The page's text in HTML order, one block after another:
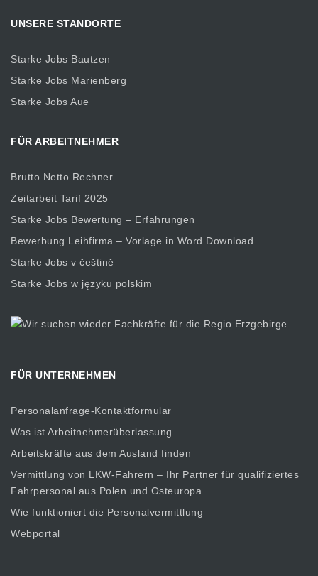
UNSERE STANDORTE
Starke Jobs Bautzen
Starke Jobs Marienberg
Starke Jobs Aue
FÜR ARBEITNEHMER
Brutto Netto Rechner
Zeitarbeit Tarif 2025
Starke Jobs Bewertung – Erfahrungen
Bewerbung Leihfirma – Vorlage in Word Download
Starke Jobs v češtině
Starke Jobs w języku polskim
FÜR UNTERNEHMEN
Personalanfrage-Kontaktformular
Was ist Arbeitnehmerüberlassung
Arbeitskräfte aus dem Ausland finden
Vermittlung von LKW-Fahrern – Ihr Partner für qualifiziertes
Fahrpersonal aus Polen und Osteuropa
Wie funktioniert die Personalvermittlung
Webportal